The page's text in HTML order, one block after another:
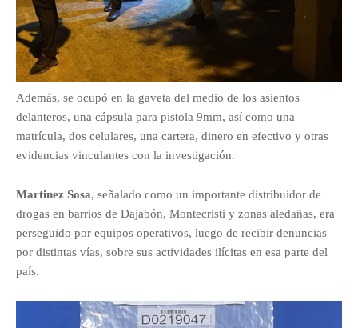
Además, se ocupó en la gaveta del medio de los asientos
delanteros, una cápsula para pistola 9mm, así como una
matrícula, dos celulares, una cartera, dinero en efectivo y otras
evidencias vinculantes con la investigación.
Martinez Sosa, señalado como un importante distribuidor de
drogas en barrios de Dajabón, Montecristi y zonas aledañas, era
perseguido por equipos operativos, luego de recibir denuncias
por distintas vías, sobre sus actividades ilícitas en esa parte del
país.